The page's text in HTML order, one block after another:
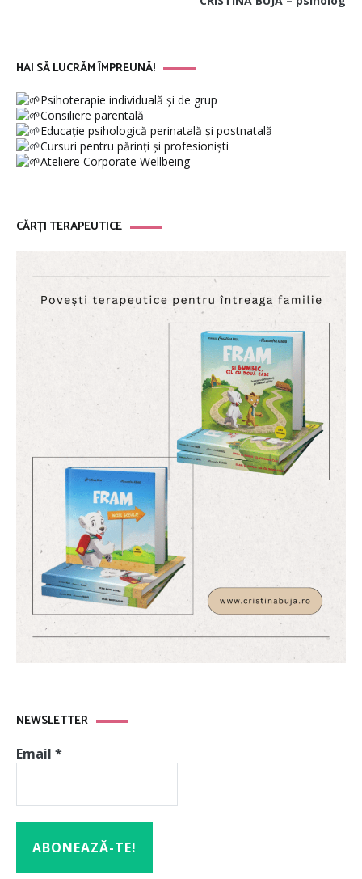
HAI SĂ LUCRĂM ÎMPREUNĂ!
Psihoterapie individuală și de grup
Consiliere parentală
Educație psihologică perinatală și postnatală
Cursuri pentru părinți și profesioniști
Ateliere Corporate Wellbeing
CĂRȚI TERAPEUTICE
NEWSLETTER
Email *